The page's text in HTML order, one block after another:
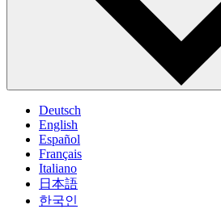
Deutsch
English
Español
Français
Italiano
日本語
한국인